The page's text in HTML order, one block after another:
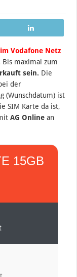
Vodafone Netz
Bis maximal zum
sein. Die
der
(Wunschdatum) ist
SIM Karte da ist,
AG Online an
15GB